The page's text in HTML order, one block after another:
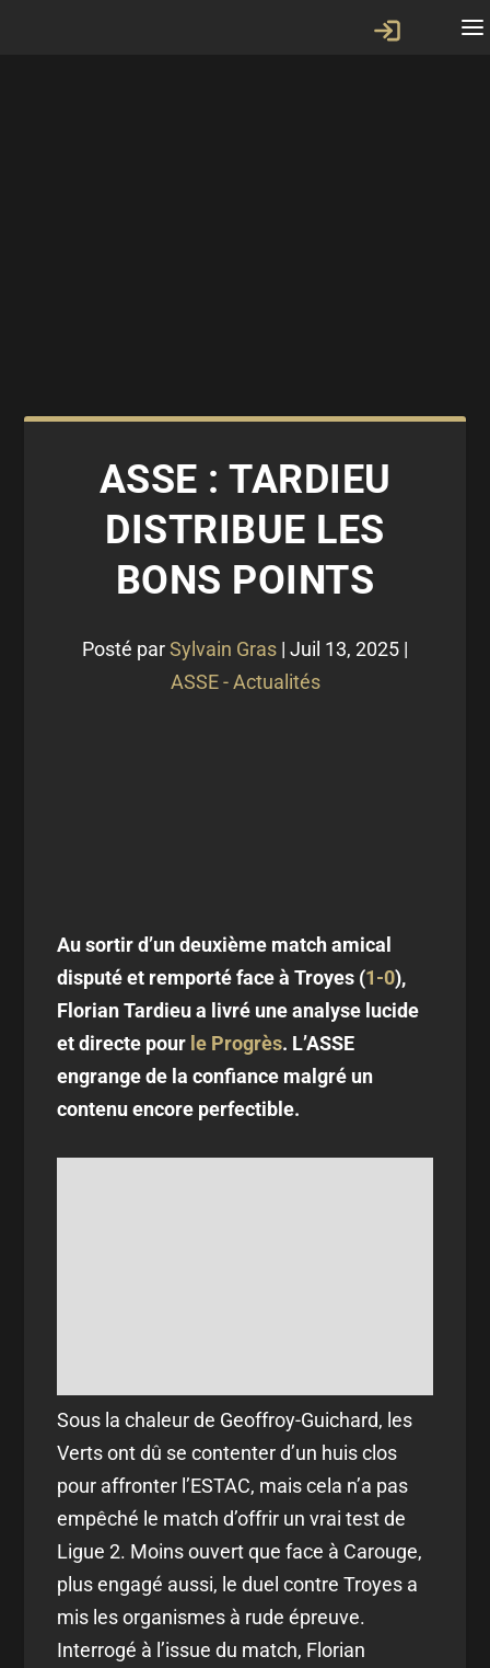
ASSE : TARDIEU
DISTRIBUE LES
BONS POINTS
Posté parSylvain Gras | Juil 13, 2025 |
ASSE - Actualités
Au sortir d’un deuxième match amical
disputé et remporté face à Troyes (1-0),
Florian Tardieu a livré une analyse lucide
et directe pour le Progrès. L’ASSE
engrange de la confiance malgré un
contenu encore perfectible.
Sous la chaleur de Geoffroy-Guichard, les
Verts ont dû se contenter d’un huis clos
pour affronter l’ESTAC, mais cela n’a pas
empêché le match d’offrir un vrai test de
Ligue 2. Moins ouvert que face à Carouge,
plus engagé aussi, le duel contre Troyes a
mis les organismes à rude épreuve.
Interrogé à l’issue du match, Florian